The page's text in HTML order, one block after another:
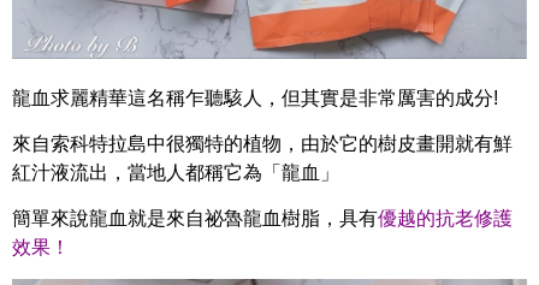
龍血求麗精華這名稱乍聽駭人，但其實是非常厲害的成分!
來自索科特拉島中很獨特的植物，由於它的樹皮畫開就有鮮
紅汁液流出，當地人都稱它為「龍血」
簡單來說龍血就是來自祕魯龍血樹脂，具有優越的抗老修護
效果！